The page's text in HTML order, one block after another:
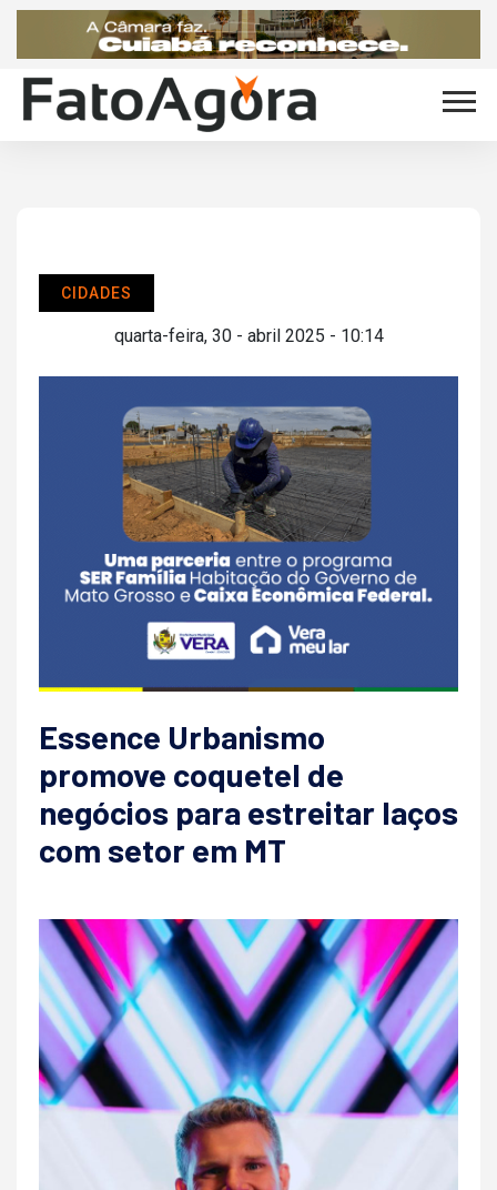
CIDADES
quarta-feira, 30 - abril 2025 - 10:14
Essence Urbanismo
promove coquetel de
negócios para estreitar laços
com setor em MT